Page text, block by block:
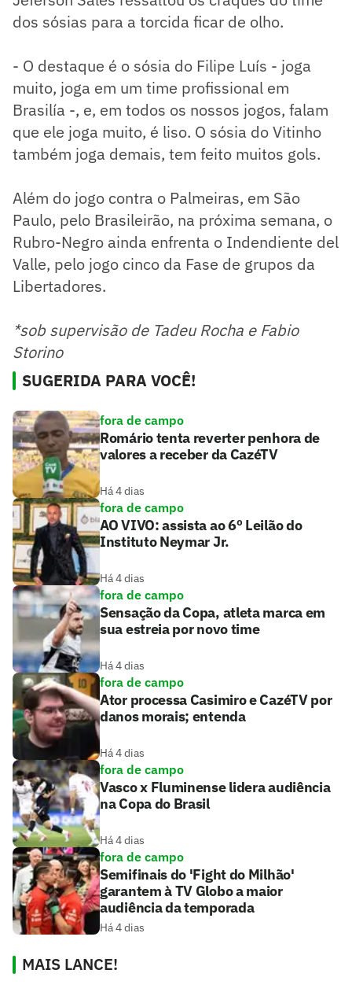
dos sósias para a torcida ficar de olho.
- O destaque é o sósia do Filipe Luís - joga
muito, joga em um time profissional em
Brasilía -, e, em todos os nossos jogos, falam
que ele joga muito, é liso. O sósia do Vitinho
também joga demais, tem feito muitos gols.
Além do jogo contra o Palmeiras, em São
Paulo, pelo Brasileirão, na próxima semana, o
Rubro-Negro ainda enfrenta o Indendiente del
Valle, pelo jogo cinco da Fase de grupos da
Libertadores.
*sob supervisão de Tadeu Rocha e Fabio
Storino
SUGERIDA PARA VOCÊ!
fora de campo
Romário tenta reverter penhora de
valores a receber da CazéTV
Há 4 dias
fora de campo
AO VIVO: assista ao 6º Leilão do
Instituto Neymar Jr.
Há 4 dias
fora de campo
Sensação da Copa, atleta marca em
sua estreia por novo time
Há 4 dias
fora de campo
Ator processa Casimiro e CazéTV por
danos morais; entenda
Há 4 dias
fora de campo
Vasco x Fluminense lidera audiência
na Copa do Brasil
Há 4 dias
fora de campo
Semifinais do 'Fight do Milhão'
garantem à TV Globo a maior
audiência da temporada
Há 4 dias
MAIS LANCE!